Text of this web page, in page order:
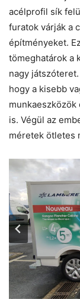
acélprofil sík
furatok várják a
építményeket.
tömeghatárok a
nagy
hogy a kisebb
is. Végül az
méretek ötletes